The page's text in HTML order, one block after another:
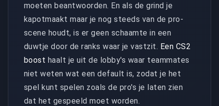
moeten beantwoorden. En als de grind je
kapotmaakt maar je nog steeds van de pro-
scene houdt, is er geen schaamte in een
duwtje door de ranks waar je vastzit. Een CS2
boost haalt je uit de lobby's waar teammates
niet weten wat een default is, zodat je het
spel kunt spelen zoals de pro's je laten zien
dat het gespeeld moet worden.